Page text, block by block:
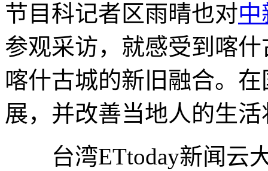
节目科记者区雨晴也对中
参观采访，就感受到喀
喀什古城的新旧融合。
展，并改善当地人的生
台湾ETtoday新闻云大